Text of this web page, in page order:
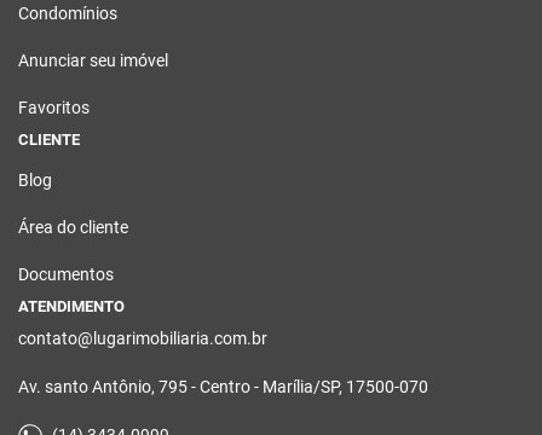
Condomínios
Anunciar seu imóvel
Favoritos
CLIENTE
Blog
Área do cliente
Documentos
ATENDIMENTO
contato@lugarimobiliaria.com.br
Av. santo Antônio, 795 - Centro - Marília/SP, 17500-070